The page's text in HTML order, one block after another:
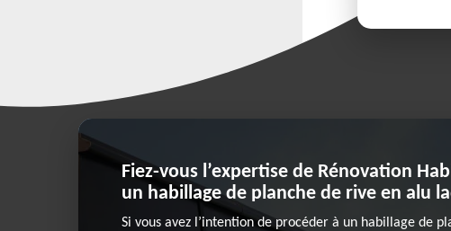
Fiez-vous l’expertise de Rénovation
un habillage de planche de rive en alu
Si vous avez l’intention de procéder à un habillage de